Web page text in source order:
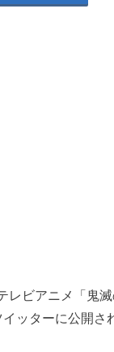
レビアニメ「鬼
ッターに公開さ